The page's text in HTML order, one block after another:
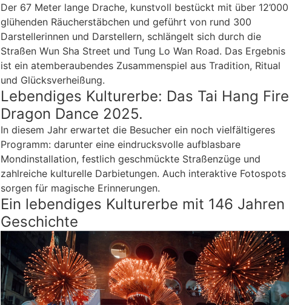
Der 67 Meter lange Drache, kunstvoll bestückt mit über 12’000
glühenden Räucherstäbchen und geführt von rund 300
Darstellerinnen und Darstellern, schlängelt sich durch die
Straßen Wun Sha Street und Tung Lo Wan Road. Das Ergebnis
ist ein atemberaubendes Zusammenspiel aus Tradition, Ritual
und Glücksverheißung.
Lebendiges Kulturerbe: Das Tai Hang Fire
Dragon Dance 2025.
In diesem Jahr erwartet die Besucher ein noch vielfältigeres
Programm: darunter eine eindrucksvolle aufblasbare
Mondinstallation, festlich geschmückte Straßenzüge und
zahlreiche kulturelle Darbietungen. Auch interaktive Fotospots
sorgen für magische Erinnerungen.
Ein lebendiges Kulturerbe mit 146 Jahren
Geschichte